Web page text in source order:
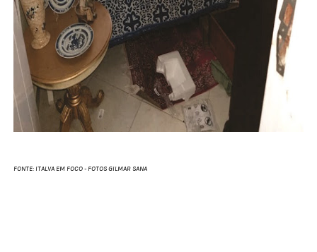
FONTE: ITALVA EM FOCO - FOTOS GILMAR SANA